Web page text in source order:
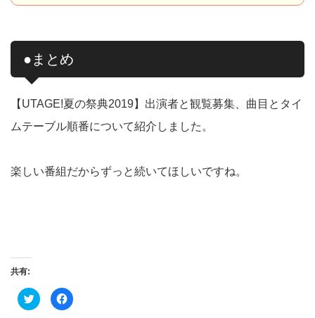
●まとめ
【UTAGE!夏の祭典2019】出演者と観覧募集、曲目とタイ
ムテーブル順番について紹介しました。
楽しい番組だからずっと続いてほしいですね。
共有:
ク
リ
Facebook
で